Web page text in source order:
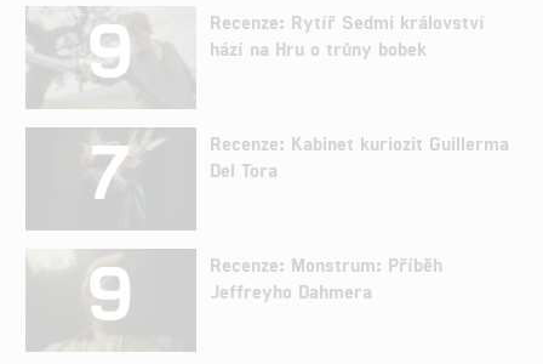
9
Recenze: Rytíř Sedmi království
hází na Hru o trůny bobek
7
Recenze: Kabinet kuriozit Guillerma
Del Tora
9
Recenze: Monstrum: Příběh
Jeffreyho Dahmera